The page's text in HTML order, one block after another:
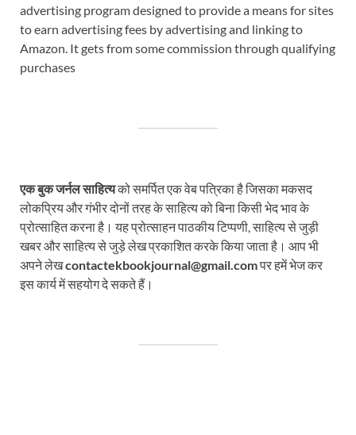
advertising program designed to provide a means for sites
to earn advertising fees by advertising and linking to
Amazon. It gets from some commission through qualifying
purchases
एक बुक जर्नल साहित्यको समर्पित एक वेब पत्रिका है जिसका मकसद
लोकप्रिय और गंभीर दोनों तरह के साहित्य को बिना किसी भेद भाव के
प्रोत्साहित करना है। यह प्रोत्साहन पाठकीय टिप्पणी, साहित्य से जुड़ी
खबर और साहित्य से जुड़े लेख प्रकाशित करके किया जाता है। आप भी
अपने लेखcontactekbookjournal@gmail.comपर हमें भेज कर
इस कार्य में सहयोग दे सकते हैं।